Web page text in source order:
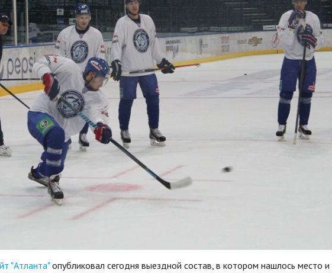
"Атланта"опубликовал сегодня выездной состав, в котором нашлось место и